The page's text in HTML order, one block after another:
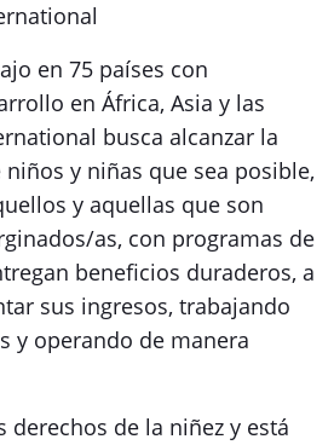
en 75 países con
en África, Asia y las
busca alcanzar la
y niñas que sea posible,
y aquellas que son
as, con programas de
beneficios duraderos, a
sus ingresos, trabajando
y operando de manera
derechos de la niñez y está